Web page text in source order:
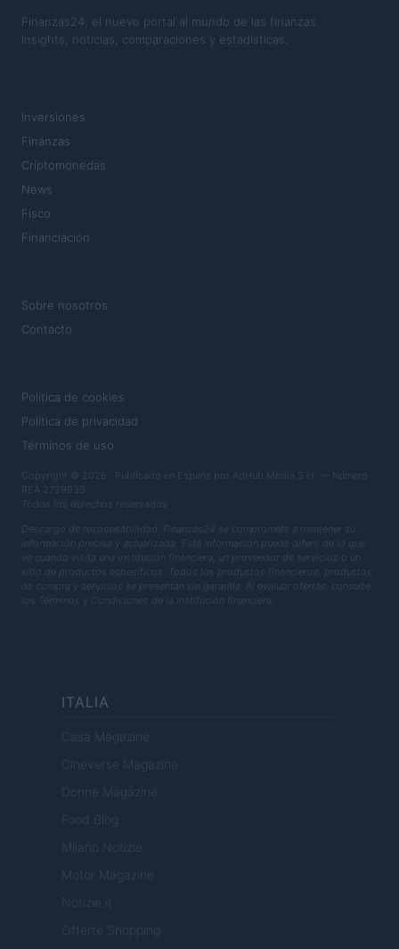
Finanzas24, el nuevo portal al mundo de las finanzas.
Insights, noticias, comparaciones y estadísticas.
Inversiones
Finanzas
Criptomonedas
News
Fisco
Financiación
Sobre nosotros
Contacto
Política de cookies
Política de privacidad
Términos de uso
Copyright © 2026 · Publicado en España por AdHub Media S.r.l. — Número
REA 2729933
Todos los derechos reservados
Descargo de responsabilidad: Finanzas24 se compromete a mantener su
información precisa y actualizada. Esta información puede diferir de lo que
ve cuando visita una institución financiera, un proveedor de servicios o un
sitio de productos específicos. Todos los productos financieros, productos
de compra y servicios se presentan sin garantía. Al evaluar ofertas, consulte
los Términos y Condiciones de la institución financiera.
ITALIA
Casa Magazine
Cineverse Magazine
Donne Magazine
Food Blog
Milano Notizie
Motor Magazine
Notizie.it
Offerte Shopping